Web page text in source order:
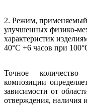
2. Режим,
улучшенных физико-
характеристик
40°С +6 часов при
Точное количество
композиции
зависимости от
отверждения, наличия